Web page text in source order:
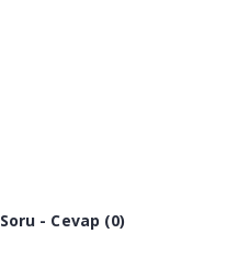
Soru - Cevap (0)